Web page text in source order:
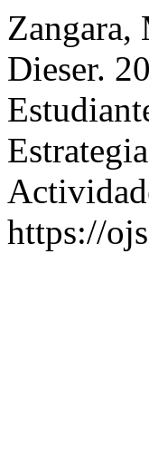
Zangara,
Dieser.
https://